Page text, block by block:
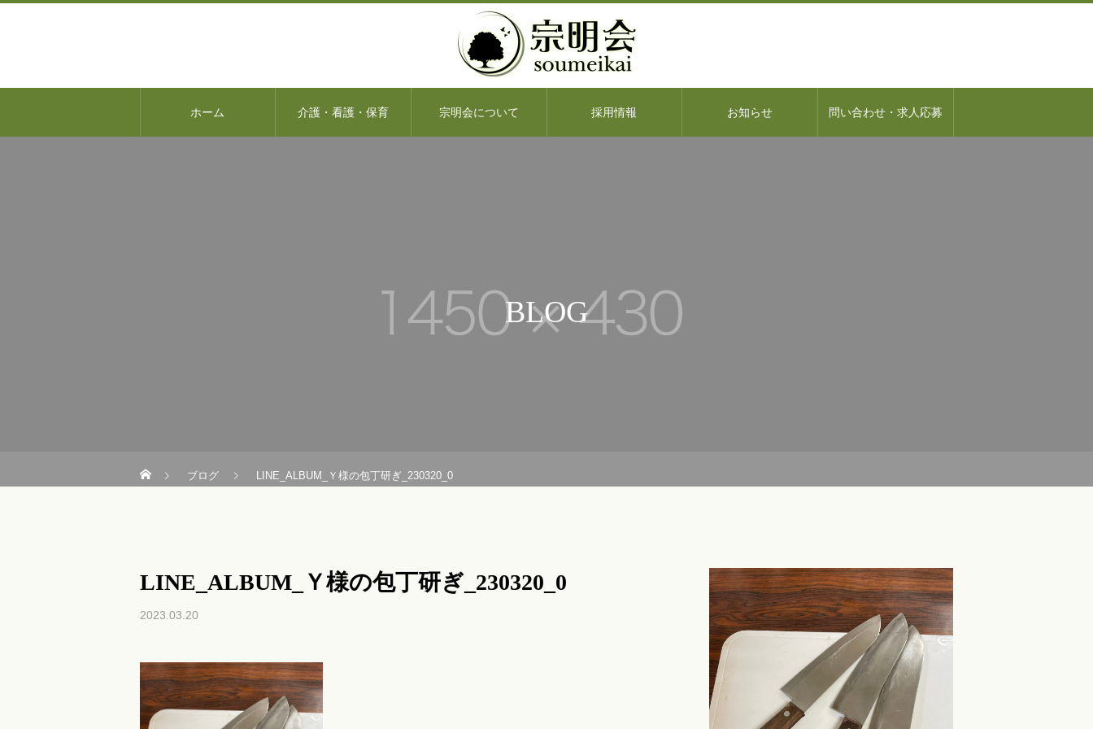
ホーム 介護・看護・保育 宗明会について 採用情報 お知らせ 問い合わせ・求人応募
BLOG
ブログ LINE_ALBUM_Ｙ様の包丁研ぎ_230320_0
LINE_ALBUM_Ｙ様の包丁研ぎ_230320_0
2023.03.20